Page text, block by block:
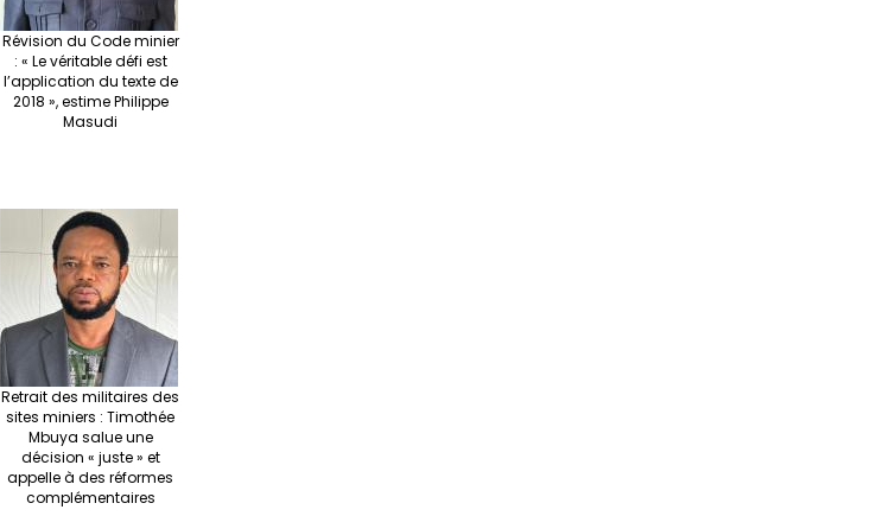
Révision du Code minier
: « Le véritable défi est
l’application du texte de
2018 », estime Philippe
Masudi
Retrait des militaires des
sites miniers : Timothée
Mbuya salue une
décision « juste » et
appelle à des réformes
complémentaires